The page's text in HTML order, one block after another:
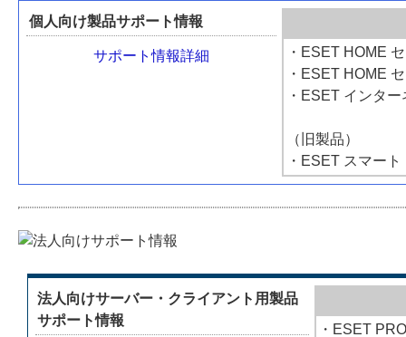
個人向け製品サポート情報
サポート情報詳細
・ESET HOME
・ESET HOME
・ESET インタ
（旧製品）
・ESET スマー
法人向けサーバー・クライアント用製品
サポート情報
・ESET